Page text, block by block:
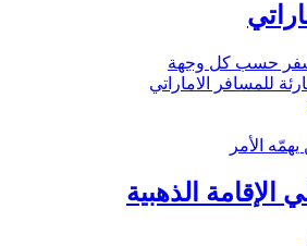
حسب كل وجهة
للمسافر الاماراتي
الأمر
الذهبية